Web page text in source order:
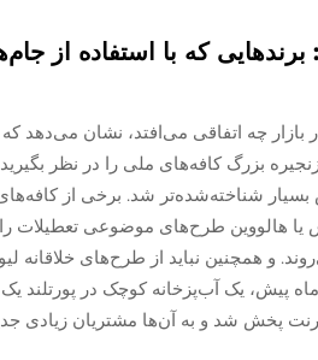
که با استفاده از
بازار چه اتفاقی می‌افتد، نشان
بزرگ کافه‌های ملی را در نظر
شناخته‌شده‌تر شد. برخی از کافه‌های
هالووین طرح‌های موضوعی تعطیلات را
و همچنین نباید از طرح‌های خلاقانه
پیش، یک آب‌پزخانه کوچک در پورتلند
پخش شد و به آن‌ها مشتریان زیادی